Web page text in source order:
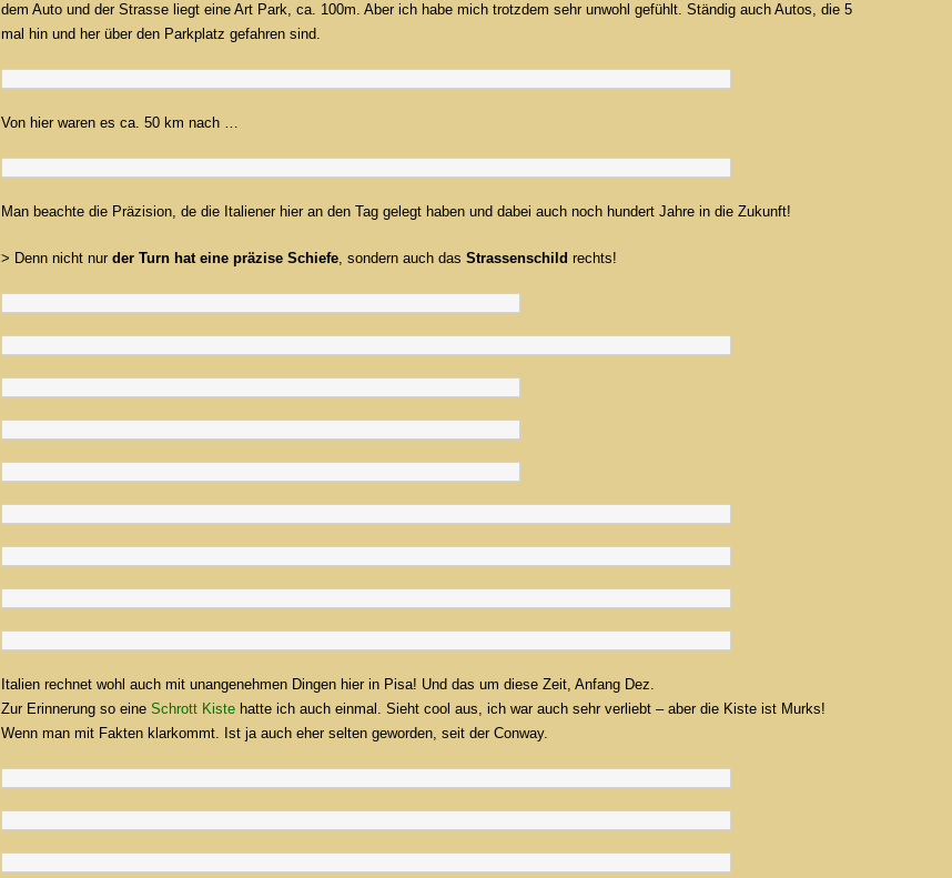
dem Auto und der Strasse liegt eine Art Park, ca. 100m. Aber ich habe mich trotzdem sehr unwohl gefühlt. Ständig auch Autos, die 5
mal hin und her über den Parkplatz gefahren sind.
Von hier waren es ca. 50 km nach …
Man beachte die Präzision, de die Italiener hier an den Tag gelegt haben und dabei auch noch hundert Jahre in die Zukunft!
> Denn nicht nur der Turn hat eine präzise Schiefe, sondern auch das Strassenschild rechts!
Italien rechnet wohl auch mit unangenehmen Dingen hier in Pisa! Und das um diese Zeit, Anfang Dez.
Zur Erinnerung so eine Schrott Kiste hatte ich auch einmal. Sieht cool aus, ich war auch sehr verliebt – aber die Kiste ist Murks!
Wenn man mit Fakten klarkommt. Ist ja auch eher selten geworden, seit der Conway.